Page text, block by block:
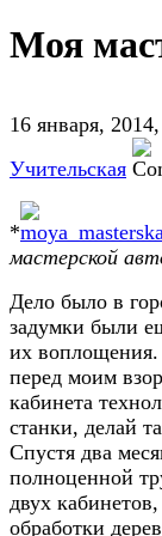
Моя
16 января, 2014,
Учительская
*
мастерской
Дело было в
задумки были
их
перед моим
кабинета
станки, делай
Спустя два
полноценной
двух кабинетов,
обработки